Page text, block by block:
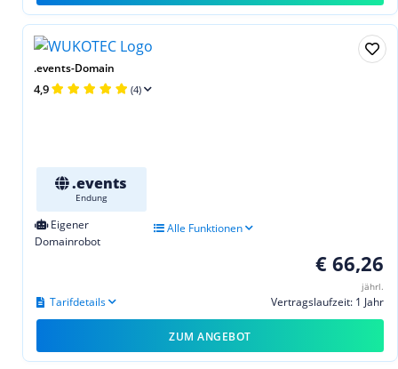
.events-Domain
4,9 (4)
.events
Endung
Eigener
Domainrobot
Alle Funktionen
€ 66,26
jährl.
Vertragslaufzeit: 1 Jahr
Tarifdetails
ZUM ANGEBOT